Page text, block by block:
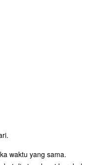
waktu yang sama.